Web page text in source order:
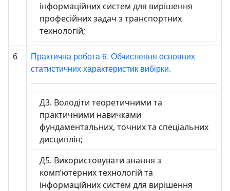
інформаційних систем для вирішення
професійних задач з транспортних
технологій;
6
Практична робота 6. Обчислення основних
статистичних характеристик вибірки.
Д3. Володіти теоретичними та
практичними навичками
фундаментальних, точних та спеціальних
дисциплін;
Д5. Використовувати знання з
комп’ютерних технологій та
інформаційних систем для вирішення